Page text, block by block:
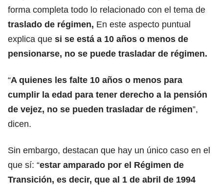
forma completa todo lo relacionado con el tema de
traslado de régimen, En este aspecto puntual
explica que si se está a 10 años o menos de
pensionarse, no se puede trasladar de régimen.
“A quienes les falte 10 años o menos para
cumplir la edad para tener derecho a la pensión
de vejez, no se pueden trasladar de régimen”,
dicen.
Sin embargo, destacan que hay un único caso en el
que sí: “estar amparado por el Régimen de
Transición, es decir, que al 1 de abril de 1994